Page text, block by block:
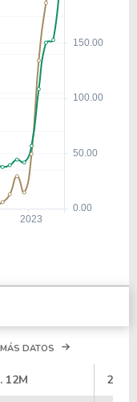
DATOS
12M
2026